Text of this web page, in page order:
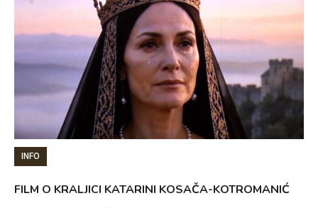
INFO
FILM O KRALJICI KATARINI KOSAČA-KOTROMANIĆ